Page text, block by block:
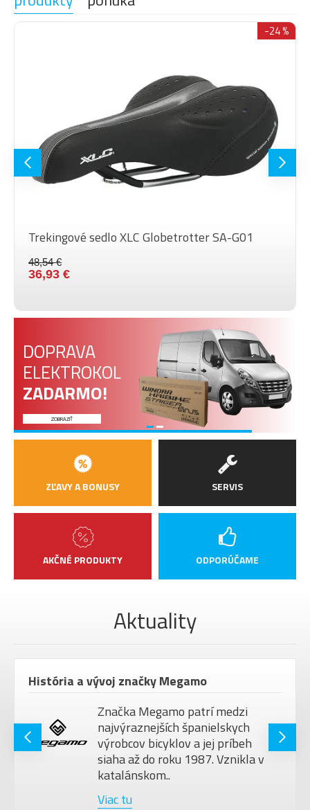
-24 %
Trekingové sedlo XLC Globetrotter SA-G01
48,54 €
36,93 €
DOPRAVA
ELEKTROKOL
ZADARMO!
ZOBRAZIŤ
ZĽAVY A BONUSY
AKČNÉ PRODUKTY
SERVIS
ODPORÚČAME
Aktuality
História a vývoj značky Megamo
Značka Megamo patrí medzi
najvýraznejších španielskych
výrobcov bicyklov a jej príbeh
siaha až do roku 1987. Vznikla v
katalánskom..
Viac tu